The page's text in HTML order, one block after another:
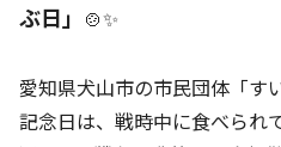
ぶ日」 🍲✨
愛知県犬山市の市民団体「す
記念日は、戦時中に食べられ